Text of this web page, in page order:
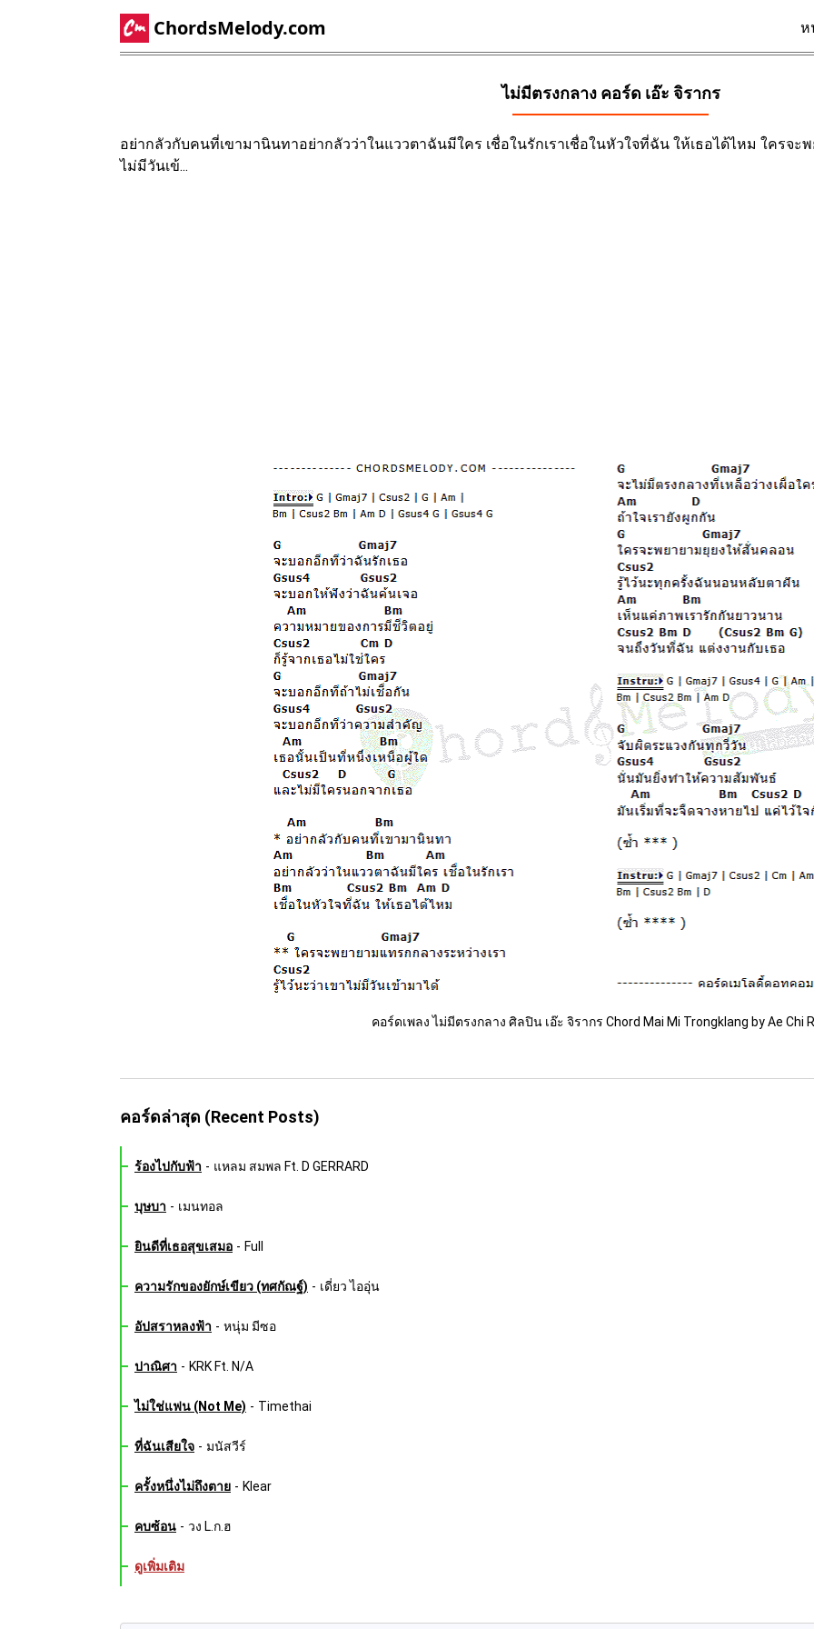
ChordsMelody.com ห
ไม่มีตรงกลาง คอร์ด เอ๊ะ จิรากร
อย่ากลัวกับคนที่เขามานินทาอย่ากลัวว่าในแววตาฉันมีใคร เชื่อในรักเราเชื่อในหัวใจที่ฉัน ให้เธอได้ไหม ใครจะพ
ไม่มีวันเข้...
คอร์ดเพลง ไม่มีตรงกลาง ศิลปิน เอ๊ะ จิรากร Chord Mai Mi Trongklang by Ae Chi
คอร์ดล่าสุด (Recent Posts)
ร้องไปกับฟ้า - แหลม สมพล Ft. D GERRARD
บุษบา - เมนทอล
ยินดีที่เธอสุขเสมอ - Full
ความรักของยักษ์เขียว (ทศกัณฐ์) - เดี่ยว ไออุ่น
อัปสราหลงฟ้า - หนุ่ม มีซอ
ปาณิศา - KRK Ft. N/A
ไม่ใช่แฟน (Not Me) - Timethai
ที่ฉันเสียใจ - มนัสวีร์
ครั้งหนึ่งไม่ถึงตาย - Klear
คบซ้อน - วง L.ก.ฮ
ดูเพิ่มเติม